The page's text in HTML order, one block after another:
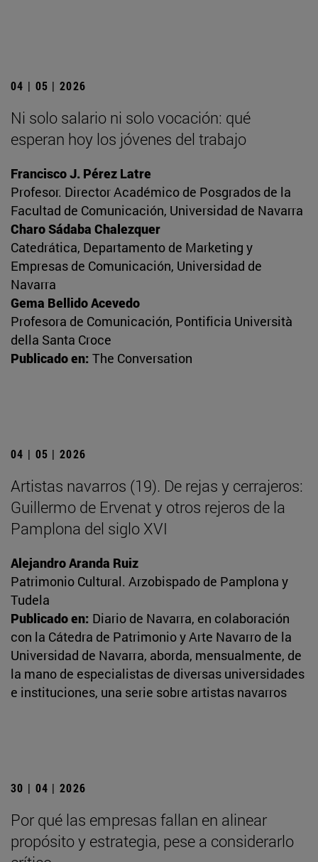
04 | 05 | 2026
Ni solo salario ni solo vocación: qué
esperan hoy los jóvenes del trabajo
Francisco J. Pérez Latre
Profesor. Director Académico de Posgrados de la
Facultad de Comunicación, Universidad de Navarra
Charo Sádaba Chalezquer
Catedrática, Departamento de Marketing y
Empresas de Comunicación, Universidad de
Navarra
Gema Bellido Acevedo
Profesora de Comunicación, Pontificia Università
della Santa Croce
Publicado en: The Conversation
04 | 05 | 2026
Artistas navarros (19). De rejas y cerrajeros:
Guillermo de Ervenat y otros rejeros de la
Pamplona del siglo XVI
Alejandro Aranda Ruiz
Patrimonio Cultural. Arzobispado de Pamplona y
Tudela
Publicado en: Diario de Navarra, en colaboración
con la Cátedra de Patrimonio y Arte Navarro de la
Universidad de Navarra, aborda, mensualmente, de
la mano de especialistas de diversas universidades
e instituciones, una serie sobre artistas navarros
30 | 04 | 2026
Por qué las empresas fallan en alinear
propósito y estrategia, pese a considerarlo